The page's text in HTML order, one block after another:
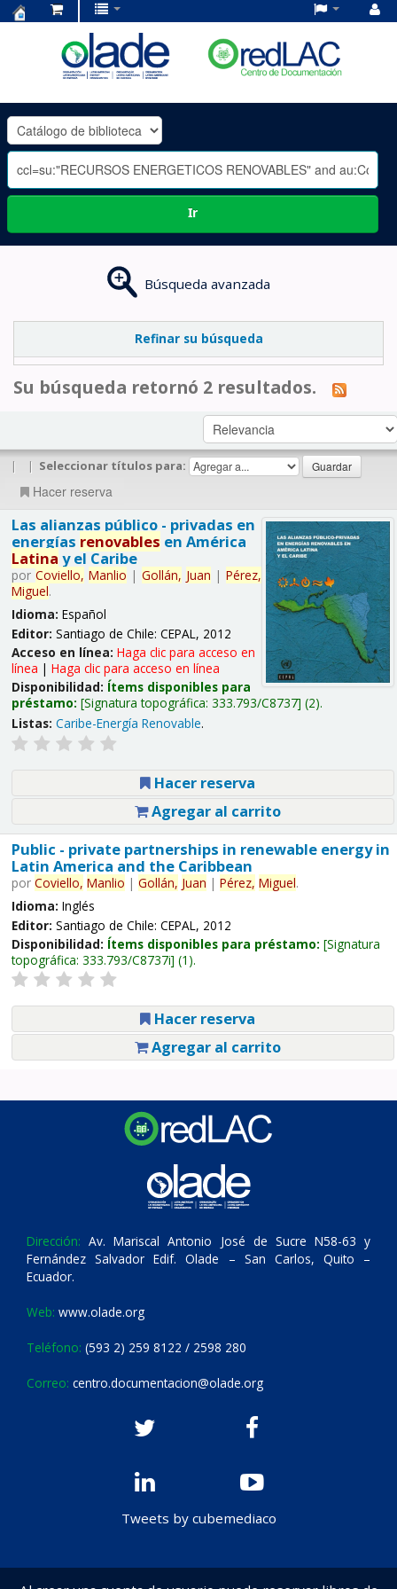
OLADE
-
Ir
Búsqueda avanzada
Refinar su búsqueda
Su búsqueda retornó 2 resultados.
| | Seleccionar títulos para:
Hacer reserva
Las alianzas público - privadas en
energías renovables en América
Latina y el Caribe
por Coviello, Manlio | Gollán, Juan | Pérez,
Miguel.
Idioma: Español
Editor: Santiago de Chile: CEPAL, 2012
Acceso en línea: Haga clic para acceso en
línea | Haga clic para acceso en línea
Disponibilidad: Ítems disponibles para
préstamo: Signatura topográfica: 333.793/C8737 (2).
Listas: Caribe-Energía Renovable.
Hacer reserva
Agregar al carrito
Public - private partnerships in renewable energy in
Latin America and the Caribbean
por Coviello, Manlio | Gollán, Juan | Pérez, Miguel.
Idioma: Inglés
Editor: Santiago de Chile: CEPAL, 2012
Disponibilidad: Ítems disponibles para préstamo: Signatura
topográfica: 333.793/C8737i (1).
Hacer reserva
Agregar al carrito
Dirección: Av. Mariscal Antonio José de Sucre N58-63 y
Fernández Salvador Edif. Olade – San Carlos, Quito –
Ecuador.
Web: www.olade.org
Teléfono: (593 2) 259 8122 / 2598 280
Correo: centro.documentacion@olade.org
Tweets by cubemediaco